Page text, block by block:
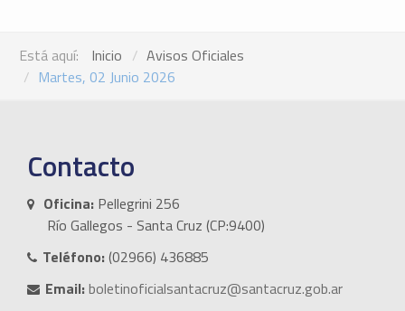
Está aquí: Inicio
Avisos Oficiales
Martes, 02 Junio 2026
Contacto
Oficina: Pellegrini 256
Río Gallegos - Santa Cruz (CP:9400)
Teléfono:(02966) 436885
Email:boletinoficialsantacruz@santacruz.gob.ar